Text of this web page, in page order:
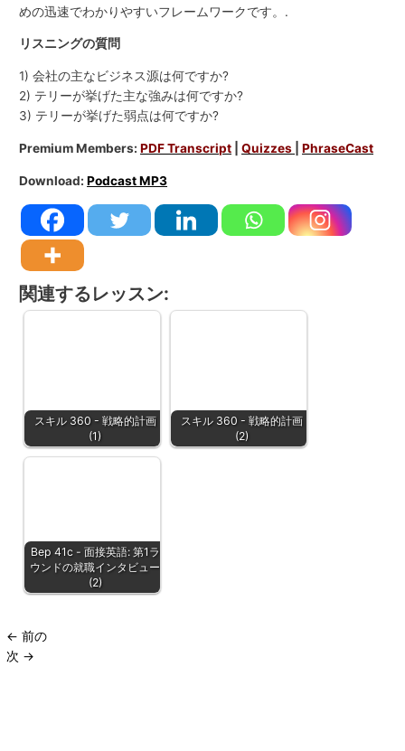
めの迅速でわかりやすいフレームワークです。.
リスニングの質問
1) 会社の主なビジネス源は何ですか?
2) テリーが挙げた主な強みは何ですか?
3) テリーが挙げた弱点は何ですか?
Premium Members:PDF Transcript |Quizzes |PhraseCast
Download:Podcast MP3
関連するレッスン:
スキル 360 - 戦略的計画
(1)
スキル 360 - 戦略的計画
(2)
Bep 41c - 面接英語: 第1ラ
ウンドの就職インタビュー
(2)
← 前の
次 →